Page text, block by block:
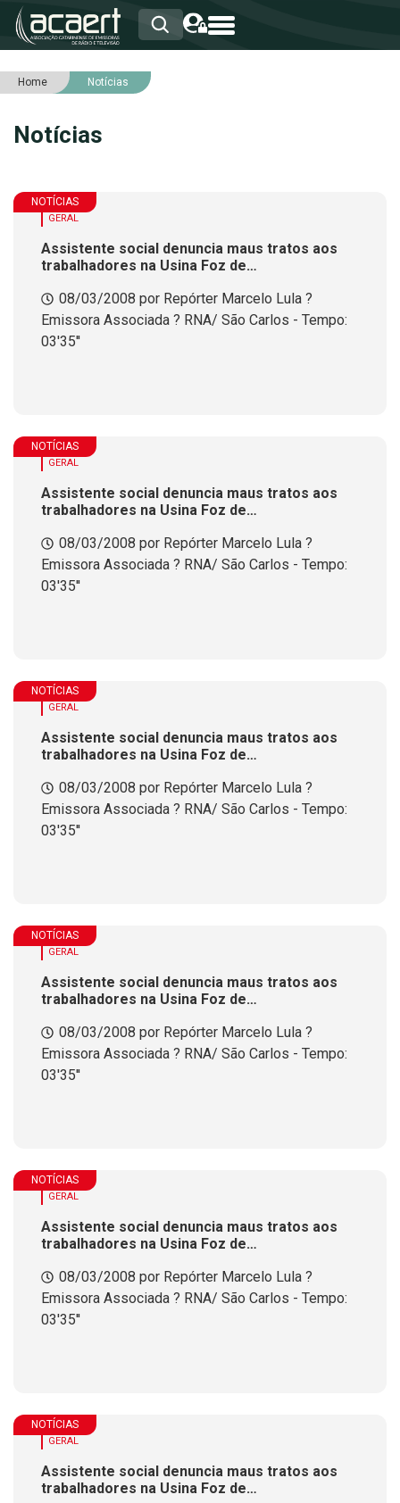
HOME
ASSOCIADOS
NOTÍCIAS
SERVIÇOS
Home Notícias
Notícias
NOTÍCIAS
GERAL
Assistente social denuncia maus tratos aos
trabalhadores na Usina Foz de
08/03/2008 por Repórter Marcelo Lula ?
Emissora Associada ? RNA/ São Carlos - Tempo:
03'35''
NOTÍCIAS
GERAL
Assistente social denuncia maus tratos aos
trabalhadores na Usina Foz de
08/03/2008 por Repórter Marcelo Lula ?
Emissora Associada ? RNA/ São Carlos - Tempo:
03'35''
NOTÍCIAS
GERAL
Assistente social denuncia maus tratos aos
trabalhadores na Usina Foz de
08/03/2008 por Repórter Marcelo Lula ?
Emissora Associada ? RNA/ São Carlos - Tempo:
03'35''
NOTÍCIAS
GERAL
Assistente social denuncia maus tratos aos
trabalhadores na Usina Foz de
08/03/2008 por Repórter Marcelo Lula ?
Emissora Associada ? RNA/ São Carlos - Tempo:
03'35''
NOTÍCIAS
GERAL
Assistente social denuncia maus tratos aos
trabalhadores na Usina Foz de
08/03/2008 por Repórter Marcelo Lula ?
Emissora Associada ? RNA/ São Carlos - Tempo:
03'35''
NOTÍCIAS
GERAL
Assistente social denuncia maus tratos aos
trabalhadores na Usina Foz de